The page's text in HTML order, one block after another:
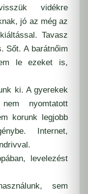
vidékre
jó az még az
Tavasz
Sőt. A barátnőim
le ezeket is,
ki. A gyerekek
nyomtatott
korunk legjobb
Internet,
levelezést
sem